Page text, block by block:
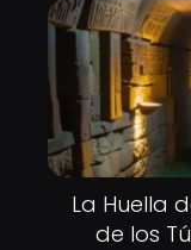
La Huella
de los